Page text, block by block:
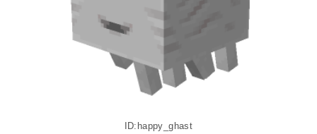
ID:happy_ghast